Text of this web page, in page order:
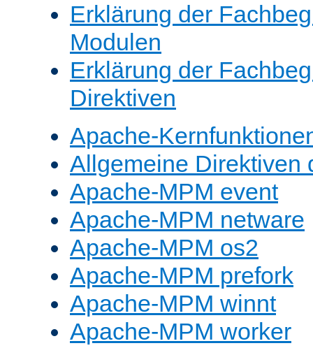
Erklärung der
Modulen
Erklärung der
Direktiven
Apache-
Allgemeine Direktiven
Apache-MPM event
Apache-MPM netware
Apache-MPM os2
Apache-MPM prefork
Apache-MPM winnt
Apache-MPM worker